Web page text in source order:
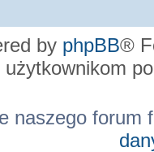
by phpBB®
użytkownikom
naszego